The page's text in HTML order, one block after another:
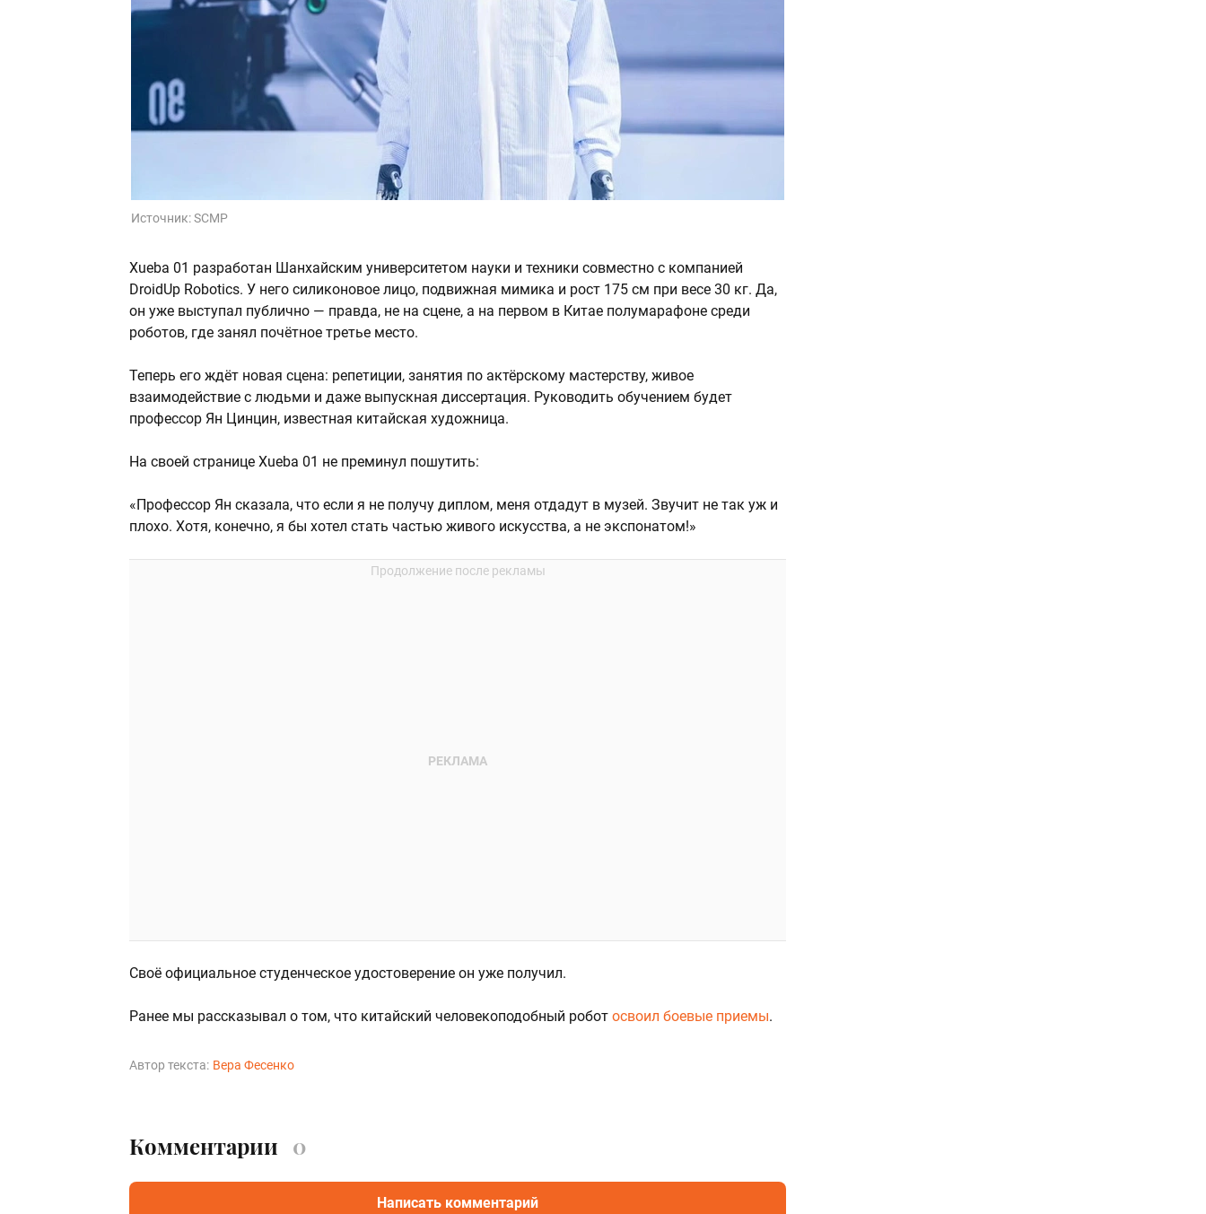
Источник:SCMP
Xueba 01 разработан Шанхайским университетом науки и техники совместно с компанией
DroidUp Robotics. У него силиконовое лицо, подвижная мимика и рост 175 см при весе 30 кг. Да,
он уже выступал публично — правда, не на сцене, а на первом в Китае полумарафоне среди
роботов, где занял почётное третье место.
Теперь его ждёт новая сцена: репетиции, занятия по актёрскому мастерству, живое
взаимодействие с людьми и даже выпускная диссертация. Руководить обучением будет
профессор Ян Цинцин, известная китайская художница.
На своей странице Xueba 01 не преминул пошутить:
«Профессор Ян сказала, что если я не получу диплом, меня отдадут в музей. Звучит не так уж и
плохо. Хотя, конечно, я бы хотел стать частью живого искусства, а не экспонатом!»
Своё официальное студенческое удостоверение он уже получил.
Ранее мы рассказывал о том, что китайский человекоподобный робот освоил боевые приемы.
Автор текста: Вера Фесенко
Комментарии 0
Написать комментарий